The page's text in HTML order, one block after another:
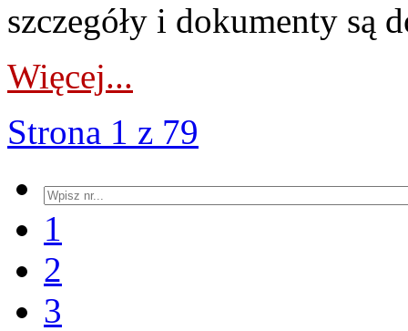
szczegóły i dokumenty są
Więcej...
Strona 1 z 79
1
2
3